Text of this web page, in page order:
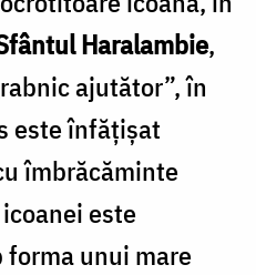
Haralambie,
ajutător”, în
este înfățișat
îmbrăcăminte
este
unui mare